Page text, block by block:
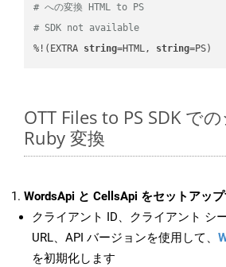
# への変換 HTML to PS
# SDK not available
%!(EXTRA string=HTML, string=PS)
OTT Files to PS SDK で
Ruby 変換
WordsApi と CellsApi をセットアッ
クライアント ID、クライアント シ
URL、API バージョンを使用して、
を初期化します